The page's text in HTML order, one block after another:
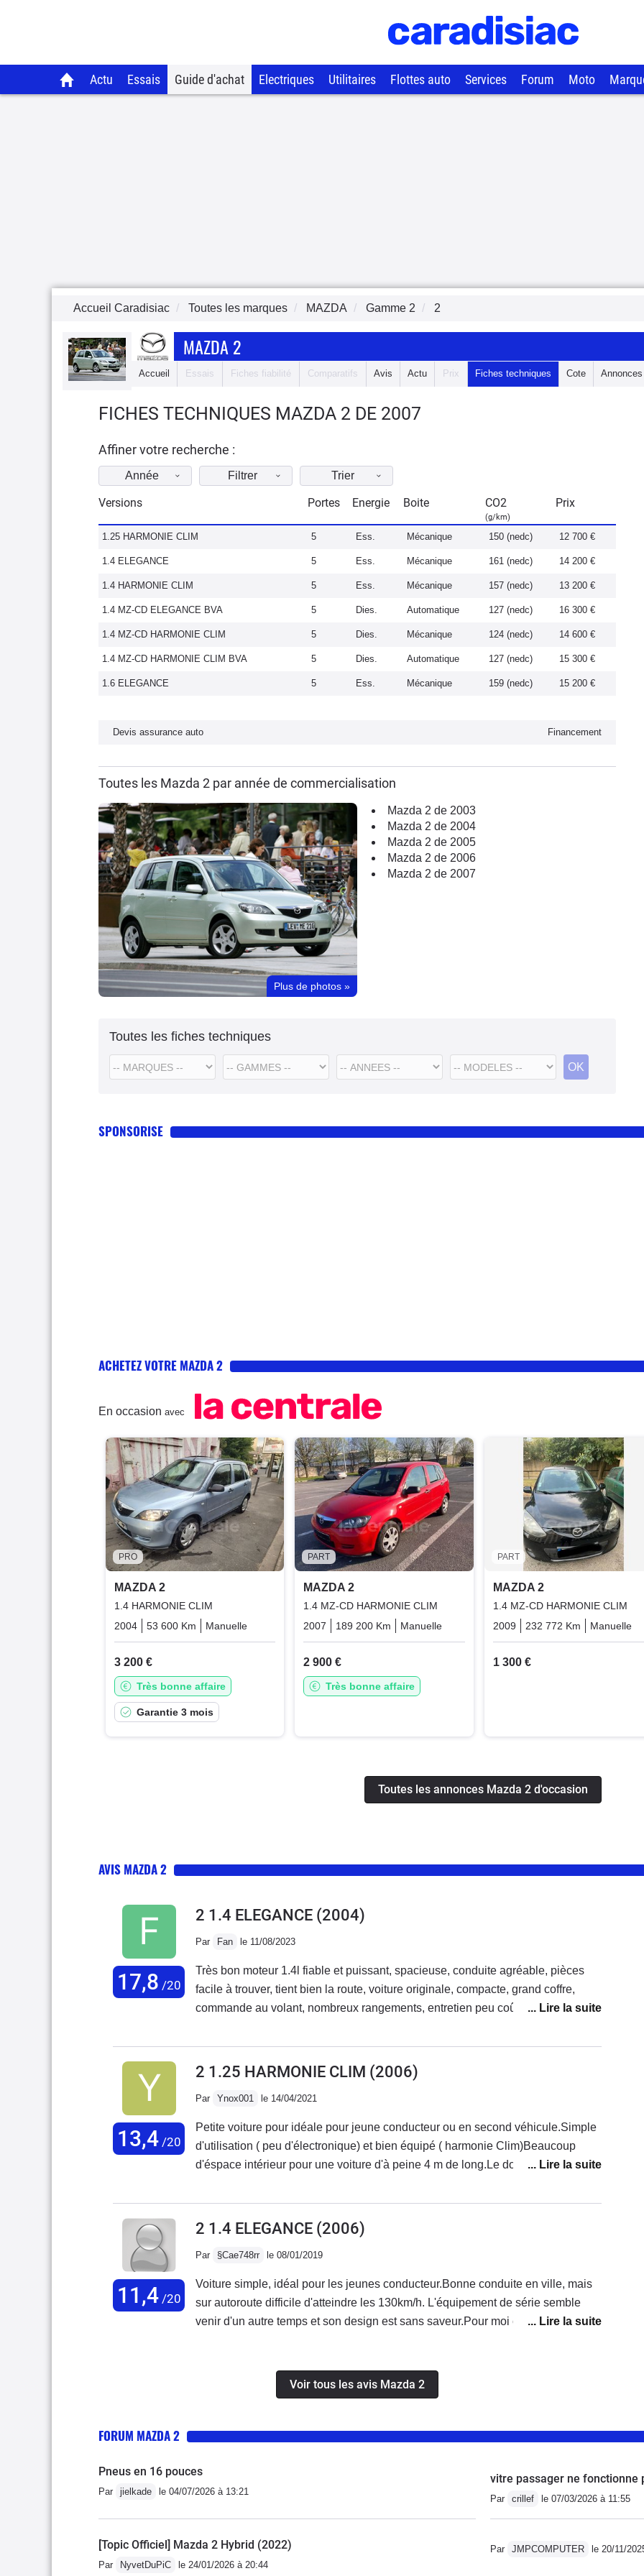
Actu Essais Guide d'achat Electriques Utilitaires Flottes auto Services Forum Moto
Accueil Caradisiac Toutes les marques MAZDA Gamme 2 2
MAZDA 2
Accueil Essais Fiches fiabilité Comparatifs Avis Actu Prix Fiches techniques Cote Annonces
FICHES TECHNIQUES MAZDA 2 DE 2007
Affiner votre recherche :
Année Filtrer Trier
Versions Portes Energie Boite CO2
(g/km)
Prix
1.25 HARMONIE CLIM 5 Ess. Mécanique 150 (nedc) 12 700 €
1.4 ELEGANCE 5 Ess. Mécanique 161 (nedc) 14 200 €
1.4 HARMONIE CLIM 5 Ess. Mécanique 157 (nedc) 13 200 €
1.4 MZ-CD ELEGANCE BVA 5 Dies. Automatique 127 (nedc) 16 300 €
1.4 MZ-CD HARMONIE CLIM 5 Dies. Mécanique 124 (nedc) 14 600 €
1.4 MZ-CD HARMONIE CLIM BVA 5 Dies. Automatique 127 (nedc) 15 300 €
1.6 ELEGANCE 5 Ess. Mécanique 159 (nedc) 15 200 €
Devis assurance auto Financement
Toutes les Mazda 2 par année de commercialisation
Plus de photos »
Mazda 2 de 2003
Mazda 2 de 2004
Mazda 2 de 2005
Mazda 2 de 2006
Mazda 2 de 2007
Toutes les fiches techniques
SPONSORISE
ACHETEZ VOTRE MAZDA 2
En occasion avec
PRO
MAZDA 2
1.4 HARMONIE CLIM
2004
53 600 Km Manuelle
3 200 €
Très bonne affaire
Garantie 3 mois
PART
MAZDA 2
1.4 MZ-CD HARMONIE CLIM
2007
189 200 Km Manuelle
2 900 €
Très bonne affaire
PART
MAZDA 2
1.4 MZ-CD HARMONIE CLIM
2009
232 772 Km Manuelle
1 300 €
Toutes les annonces Mazda 2 d'occasion
AVIS MAZDA 2
17,8 /20
2 1.4 ELEGANCE (2004)
Par Fan le 11/08/2023
Très bon moteur 1.4l fiable et puissant, spacieuse, conduite agréable, pièces
facile à trouver, tient bien la route, voiture originale, compacte, grand coffre,
commande au volant, nombreux rangements, entretien peu coûteux, vitre
l'arrière.
13,4/20
2 1.25 HARMONIE CLIM (2006)
Par Ynox001 le 14/04/2021
Petite voiture pour idéale pour jeune conducteur ou en second véhicule.Simple
d'utilisation ( peu d'électronique) et bien équipé ( harmonie Clim)Beaucoup
d'éspace intérieur pour une voiture d'à peine 4 m de long.Le dossier du siège
objets assez long.Très pratique en ville et extra urbainConsommation excessive
pour un moteur 1.25L ( surtout en ville )Beaucoup de bruit d'air à l'intérieur
lorsque l'on dépasse le 100km/H ( l'autoroute n'est vraiment pas son terrain de
jeu favoris).Beaucoup de grande surface vitrée, donc bonne visibilité...mais la
Clim est indispensable l'été./!\ La garde au sol est assez basse...donc attention
aux bordures de trottoir.Les feux arrière prennent l'eau !!Fixation G et D du
bouclier avant trop fragile
11,4/20
2 1.4 ELEGANCE (2006)
Par §Cae748rr le 08/01/2019
Voiture simple, idéal pour les jeunes conducteur.Bonne conduite en ville, mais
sur autoroute difficile d'atteindre les 130km/h. L'équipement de série semble
venir d'un autre temps et son design est sans saveur.Pour moi cette voiture est
Voir tous les avis Mazda 2
FORUM MAZDA 2
Pneus en 16 pouces
Par jielkade le 04/07/2026 à 13:21
vitre passager ne fonctionne
Par crillef le 07/03/2026 à 11:55
[Topic Officiel] Mazda 2 Hybrid (2022)
Par NyvetDuPiC le 24/01/2026 à 20:44
Par JMPCOMPUTER le 20/11/